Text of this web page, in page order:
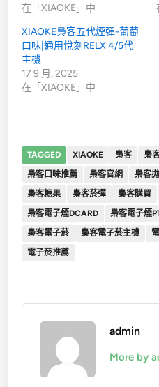
在「XIAOKE」中
XIAOKE梟客五代煙彈-葡萄
口味|通用悅刻RELX 4/5代
主機
17 9 月, 2025
在「XIAOKE」中
TAGGED XIAOKE 梟客 梟
梟客口味推薦
梟客官網 梟客
梟客糖果
梟客菸彈 梟客購買
梟客電子煙DCARD
梟客電子煙
梟客電子菸
梟客電子菸主機
電子菸推薦
admin
More by